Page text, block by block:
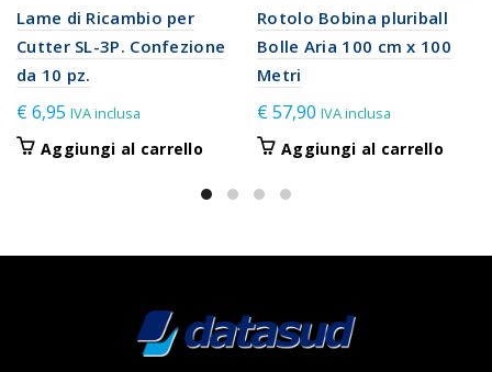
Lame di Ricambio per
Cutter SL-3P. Confezione
da 10 pz.
€6,95 IVA inclusa
Aggiungi al carrello
Rotolo Bobina pluriball
Bolle Aria 100 cm x 100
Metri
€57,90 IVA inclusa
Aggiungi al carrello